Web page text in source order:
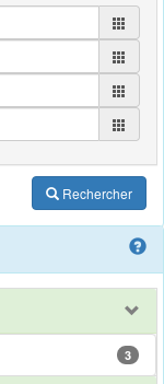
Rechercher
3